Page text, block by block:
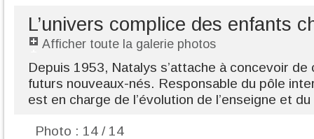
L’univers complice des enfants
Afficher toute la galerie photos
Depuis 1953, Natalys s’attache à concevoir
futurs nouveaux-nés. Responsable du pôle
est en charge de l’évolution de l’enseigne et
Photo : 14 / 14